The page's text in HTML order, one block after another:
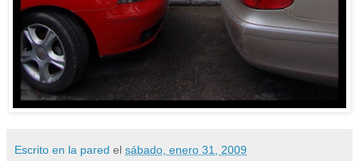
Escrito en la pared el sábado, enero 31, 2009